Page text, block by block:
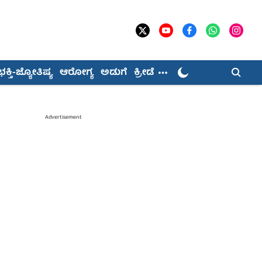
ಜ್ಯೋತಿಷ್ಯ ಆರೋಗ್ಯ ಅಡುಗೆ ಕ್ರೀಡೆ
Advertisement